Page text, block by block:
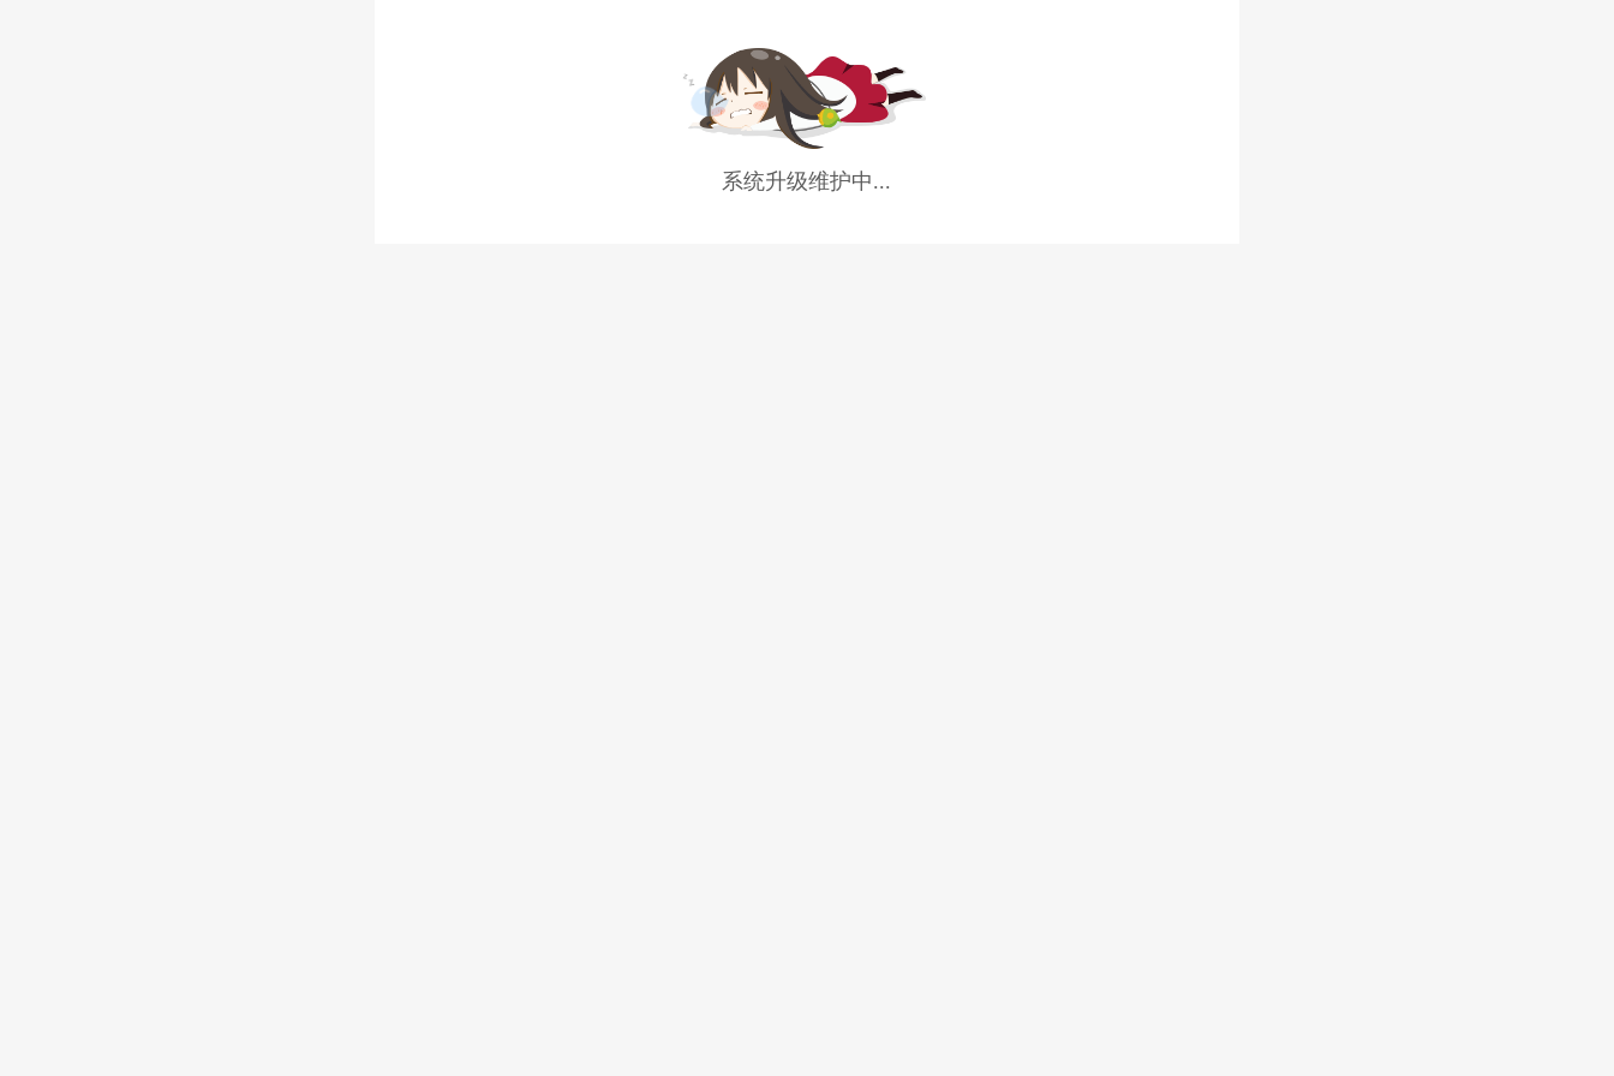
系统升级维护中...